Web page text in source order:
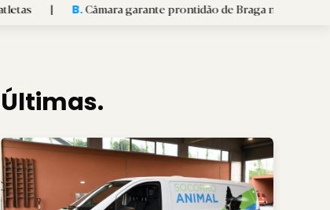
B.Câmara garante prontidão de Braga no resgate animal
Últimas.